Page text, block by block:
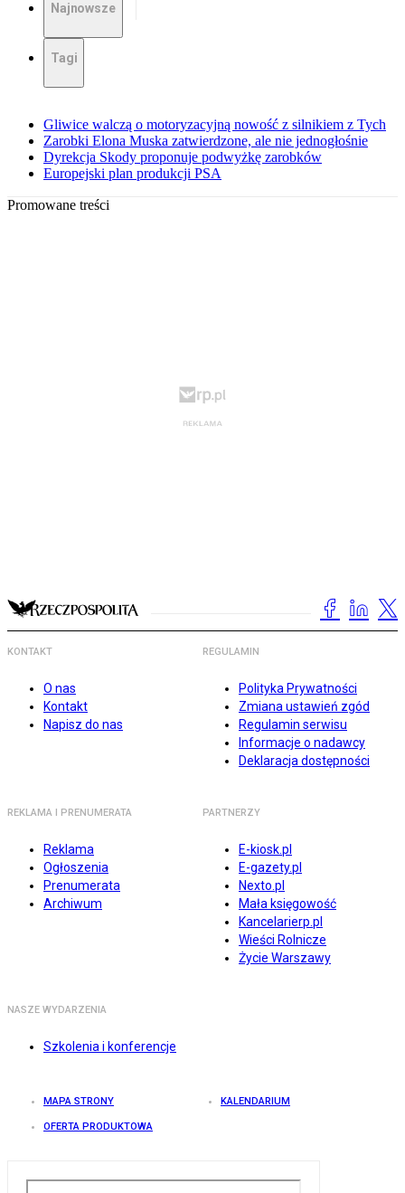
Najnowsze
Tagi
Gliwice walczą o motoryzacyjną nowość z silnikiem z Tych
Zarobki Elona Muska zatwierdzone, ale nie jednogłośnie
Dyrekcja Skody proponuje podwyżkę zarobków
Europejski plan produkcji PSA
Promowane treści
KONTAKT
O nas
Kontakt
Napisz do nas
REGULAMIN
Polityka Prywatności
Zmiana ustawień zgód
Regulamin serwisu
Informacje o nadawcy
Deklaracja dostępności
REKLAMA I PRENUMERATA
Reklama
Ogłoszenia
Prenumerata
Archiwum
PARTNERZY
E-kiosk.pl
E-gazety.pl
Nexto.pl
Mała księgowość
Kancelarierp.pl
Wieści Rolnicze
Życie Warszawy
NASZE WYDARZENIA
Szkolenia i konferencje
MAPA STRONY KALENDARIUM
OFERTA PRODUKTOWA